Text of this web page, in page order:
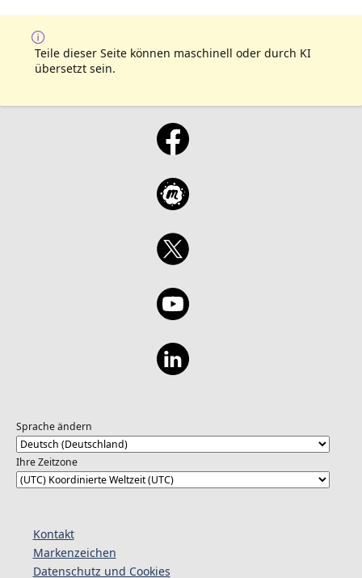
Teile dieser Seite können maschinell oder durch KI
übersetzt sein.
Sprache ändern
Ihre Zeitzone
Kontakt
Markenzeichen
Datenschutz und Cookies